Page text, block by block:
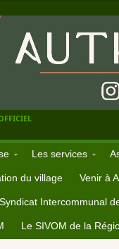
Les services
du village Venir à
Intercommunal
Le SIVOM de la